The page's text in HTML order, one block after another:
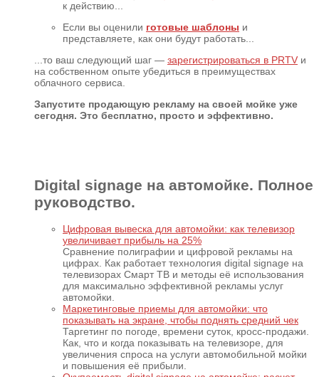
к действию...
Если вы оценили готовые шаблоны и
представляете, как они будут работать...
...то ваш следующий шаг — зарегистрироваться в PRTV и
на собственном опыте убедиться в преимуществах
облачного сервиса.
Запустите продающую рекламу на своей мойке уже
сегодня. Это бесплатно, просто и эффективно.
Digital signage на автомойке. Полное
руководство.
Цифровая вывеска для автомойки: как телевизор
увеличивает прибыль на 25%
Сравнение полиграфии и цифровой рекламы на
цифрах. Как работает технология digital signage на
телевизорах Смарт ТВ и методы её использования
для максимально эффективной рекламы услуг
автомойки.
Маркетинговые приемы для автомойки: что
показывать на экране, чтобы поднять средний чек
Таргетинг по погоде, времени суток, кросс-продажи.
Как, что и когда показывать на телевизоре, для
увеличения спроса на услуги автомобильной мойки
и повышения её прибыли.